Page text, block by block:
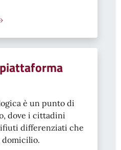
è un punto di
dove i cittadini
differenziati che
domicilio.